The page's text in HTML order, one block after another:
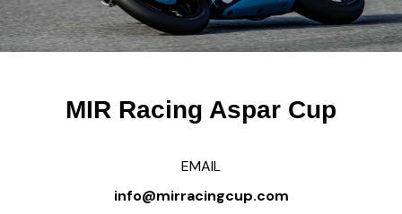
MIR Racing Aspar Cup
EMAIL
info@mirracingcup.com